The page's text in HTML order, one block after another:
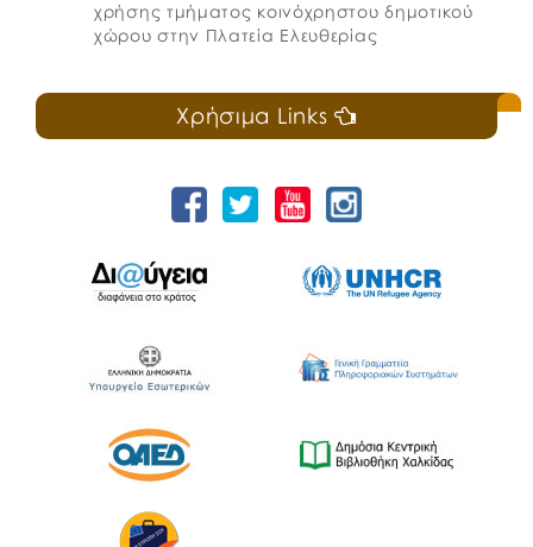
χρήσης τμήματος κοινόχρηστου δημοτικού
χώρου στην Πλατεία Ελευθερίας
Χρήσιμα Links